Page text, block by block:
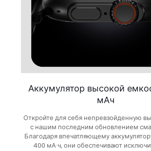
Аккумулятор высокой
мАч
Откройте для себя непревзойденную
с нашим последним обновлением
Благодаря впечатляющему
400 мА·ч, они обеспечивают